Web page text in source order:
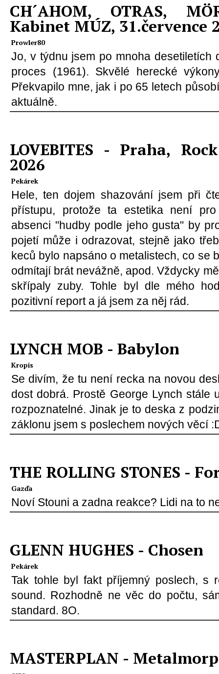
CH´AHOM, OTRAS,
Kabinet MÚZ, 31.července
Prowler80
Jo, v týdnu jsem po mnoha desetiletích
proces (1961). Skvělé herecké
Překvapilo mne, jak i po 65 letech
aktuálně.
LOVEBITES - Praha,
2026
Pekárek
Hele, ten dojem shazování jsem při
přístupu, protože ta estetika není
absenci "hudby podle jeho gusta" by
pojetí může i odrazovat, stejně jako
keců bylo napsáno o metalistech, co se
odmítají brát nevážně, apod. Vždycky
skřípaly zuby. Tohle byl dle mého
pozitivní report a já jsem za něj rád.
LYNCH MOB - Babylon
Kropis
Se divím, že tu není recka na novou
dost dobrá. Prostě George Lynch stále
rozpoznatelné. Jinak je to deska z
záklonu jsem s poslechem nových věcí
THE ROLLING STONES -
Gazďa
Noví Stouni a zadna reakce? Lidi na to
GLENN HUGHES - Chosen
Pekárek
Tak tohle byl fakt příjemný poslech, s
sound. Rozhodně ne věc do počtu,
standard. 8O.
MASTERPLAN -